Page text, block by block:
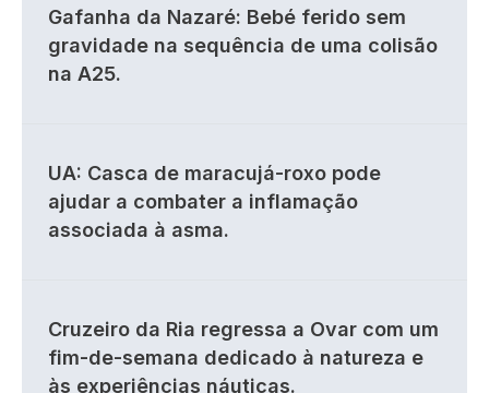
Gafanha da Nazaré: Bebé ferido sem
gravidade na sequência de uma colisão
na A25.
UA: Casca de maracujá-roxo pode
ajudar a combater a inflamação
associada à asma.
Cruzeiro da Ria regressa a Ovar com um
fim-de-semana dedicado à natureza e
às experiências náuticas.